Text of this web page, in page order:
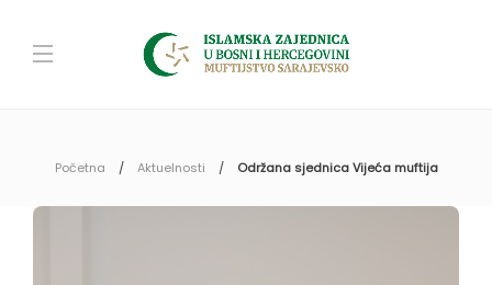
Početna Aktuelnosti Održana sjednica Vijeća muftija